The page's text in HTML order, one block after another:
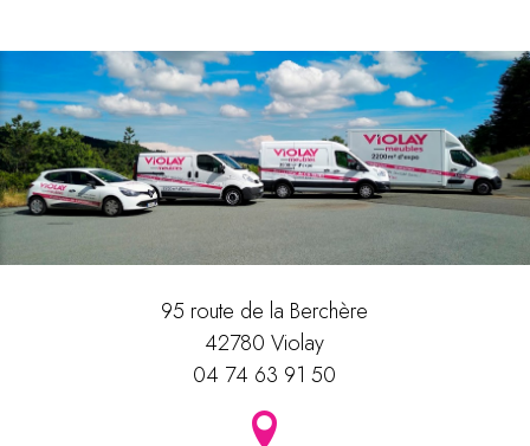
95 route de la Berchère
42780 Violay
04 74 63 91 50